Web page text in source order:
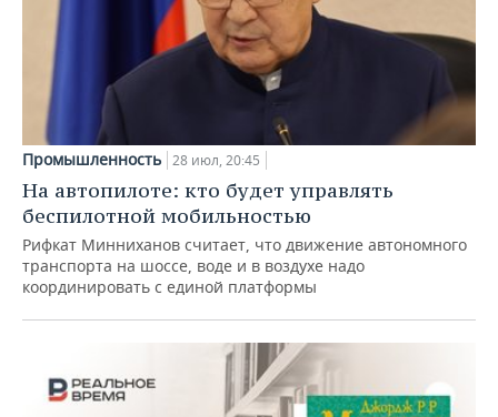
Промышленность 28 июл, 20:45
На автопилоте: кто будет управлять
беспилотной мобильностью
Рифкат Минниханов считает, что движение автономного
транспорта на шоссе, воде и в воздухе надо
координировать с единой платформы